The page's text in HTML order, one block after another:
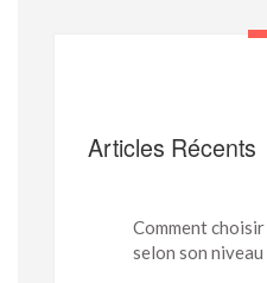
Articles Récents
Comment
selon son niveau